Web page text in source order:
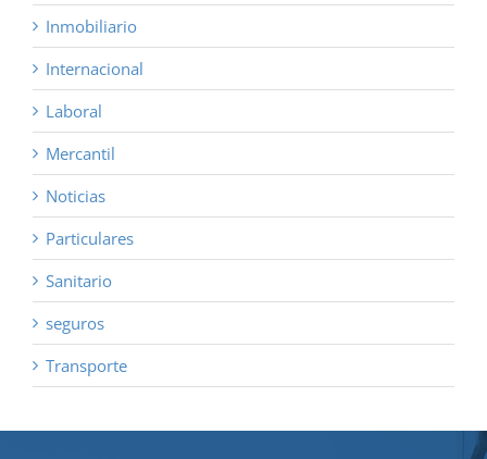
Inmobiliario
Internacional
Laboral
Mercantil
Noticias
Particulares
Sanitario
seguros
Transporte